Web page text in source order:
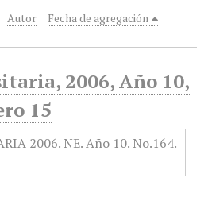
Autor Fecha de agregación
2006, Año 10,
15